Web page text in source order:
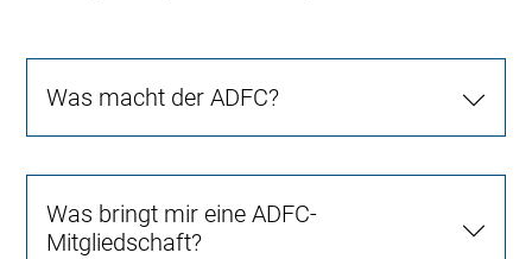
Was macht der ADFC?
Was bringt mir eine ADFC-
Mitgliedschaft?